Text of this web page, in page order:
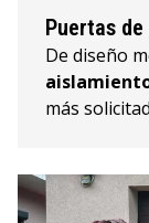
Puertas
De diseño
más